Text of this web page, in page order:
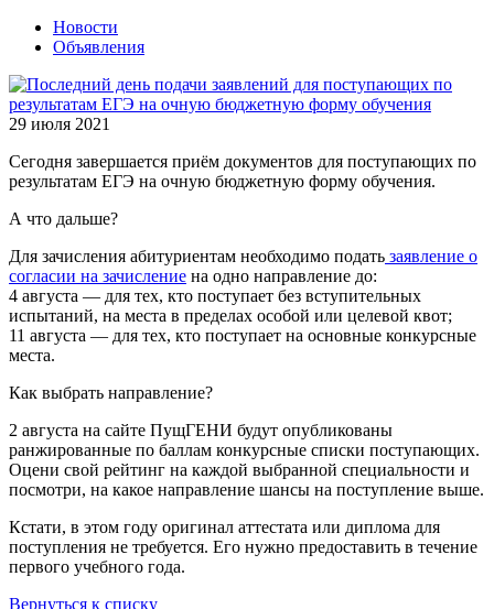
Новости
Объявления
29 июля 2021
Сегодня завершается приём документов для поступающих по
результатам ЕГЭ на очную бюджетную форму обучения.
А что дальше?
Для зачисления абитуриентам необходимо подать заявление о
согласии на зачисление на одно направление до:
4 августа — для тех, кто поступает без вступительных
испытаний, на места в пределах особой или целевой квот;
11 августа — для тех, кто поступает на основные конкурсные
места.
Как выбрать направление?
2 августа на сайте ПущГЕНИ будут опубликованы
ранжированные по баллам конкурсные списки поступающих.
Оцени свой рейтинг на каждой выбранной специальности и
посмотри, на какое направление шансы на поступление выше.
Кстати, в этом году оригинал аттестата или диплома для
поступления не требуется. Его нужно предоставить в течение
первого учебного года.
Вернуться к списку